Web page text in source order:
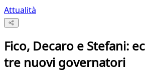
Attualità
Fico, Decaro e Stefani:
tre nuovi governatori